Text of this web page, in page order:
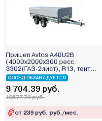
Прицеп Avtos A40U2B
(4000х2000х300 ресс.
3302(ГАЗ-2лист), R13, тент
400мм 2ос)
СОСЕД ОБЗАВИДУЕТСЯ
9 704.39 руб.
10577.79 руб.
от 239 руб. руб./мес.